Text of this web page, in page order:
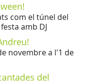
com el túnel del
amb DJ
novembre a l'1 de
del